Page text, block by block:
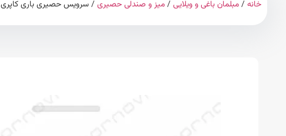
خانه/مبلمان باغی و ویلایی/میز و صندلی حصیری/ سرویس حصیری باری کاپری